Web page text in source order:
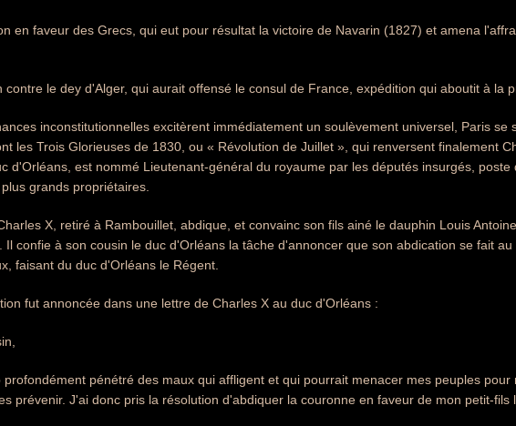
en faveur des Grecs, qui eut pour résultat la victoire de Navarin (1827) et amena
contre le dey d'Alger, qui aurait offensé le consul de France, expédition qui aboutit à la
inconstitutionnelles excitèrent immédiatement un soulèvement universel, Paris se
les Trois Glorieuses de 1830, ou « Révolution de Juillet », qui renversent finalement
d'Orléans, est nommé Lieutenant-général du royaume par les députés insurgés,
grands propriétaires.
X, retiré à Rambouillet, abdique, et convainc son fils ainé le dauphin Louis
Il confie à son cousin le duc d'Orléans la tâche d'annoncer que son abdication se fait
faisant du duc d'Orléans le Régent.
fut annoncée dans une lettre de Charles X au duc d'Orléans :
profondément pénétré des maux qui affligent et qui pourrait menacer mes peuples pour
prévenir. J'ai donc pris la résolution d'abdiquer la couronne en faveur de mon petit-fils